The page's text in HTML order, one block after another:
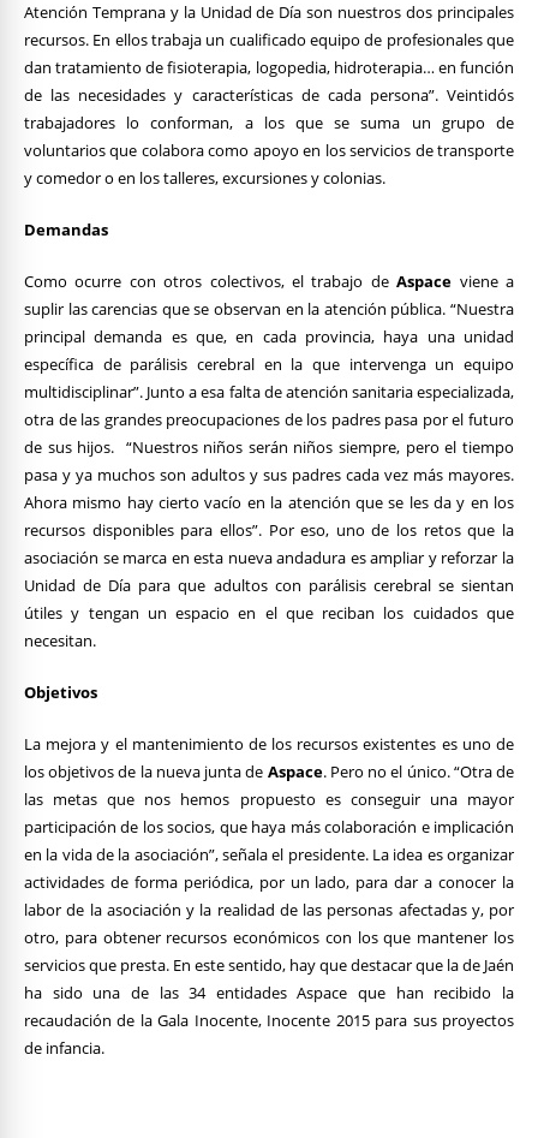
Atención Temprana y la Unidad de Día son nuestros dos principales
recursos. En ellos trabaja un cualificado equipo de profesionales que
dan tratamiento de fisioterapia, logopedia, hidroterapia… en función
de las necesidades y características de cada persona”. Veintidós
trabajadores lo conforman, a los que se suma un grupo de
voluntarios que colabora como apoyo en los servicios de transporte
y comedor o en los talleres, excursiones y colonias.
Demandas
Como ocurre con otros colectivos, el trabajo deAspace viene a
suplir las carencias que se observan en la atención pública. “Nuestra
principal demanda es que, en cada provincia, haya una unidad
específica de parálisis cerebral en la que intervenga un equipo
multidisciplinar”. Junto a esa falta de atención sanitaria especializada,
otra de las grandes preocupaciones de los padres pasa por el futuro
de sus hijos. “Nuestros niños serán niños siempre, pero el tiempo
pasa y ya muchos son adultos y sus padres cada vez más mayores.
Ahora mismo hay cierto vacío en la atención que se les da y en los
recursos disponibles para ellos”. Por eso, uno de los retos que la
asociación se marca en esta nueva andadura es ampliar y reforzar la
Unidad de Día para que adultos con parálisis cerebral se sientan
útiles y tengan un espacio en el que reciban los cuidados que
necesitan.
Objetivos
La mejora y el mantenimiento de los recursos existentes es uno de
los objetivos de la nueva junta de Aspace. Pero no el único. “Otra de
las metas que nos hemos propuesto es conseguir una mayor
participación de los socios, que haya más colaboración e implicación
en la vida de la asociación”, señala el presidente. La idea es organizar
actividades de forma periódica, por un lado, para dar a conocer la
labor de la asociación y la realidad de las personas afectadas y, por
otro, para obtener recursos económicos con los que mantener los
servicios que presta. En este sentido, hay que destacar que la de Jaén
ha sido una de las 34 entidades Aspace que han recibido la
recaudación de la Gala Inocente, Inocente 2015 para sus proyectos
de infancia.